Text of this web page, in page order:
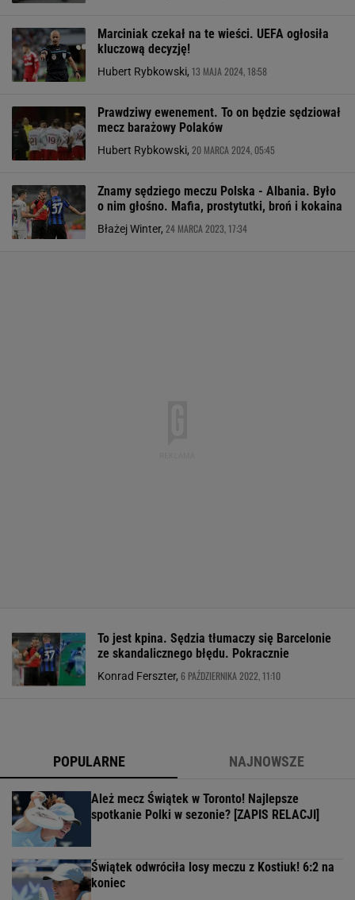
Marciniak czekał na te wieści. UEFA ogłosiła
kluczową decyzję!
Hubert Rybkowski, 13 MAJA 2024, 18:58
Prawdziwy ewenement. To on będzie sędziował
mecz barażowy Polaków
Hubert Rybkowski, 20 MARCA 2024, 05:45
Znamy sędziego meczu Polska - Albania. Było
o nim głośno. Mafia, prostytutki, broń i kokaina
Błażej Winter, 24 MARCA 2023, 17:34
To jest kpina. Sędzia tłumaczy się Barcelonie
ze skandalicznego błędu. Pokracznie
Konrad Ferszter, 6 PAŹDZIERNIKA 2022, 11:10
POPULARNE NAJNOWSZE
Ależ mecz Świątek w Toronto! Najlepsze
spotkanie Polki w sezonie? [ZAPIS RELACJI]
Świątek odwróciła losy meczu z Kostiuk! 6:2 na
koniec